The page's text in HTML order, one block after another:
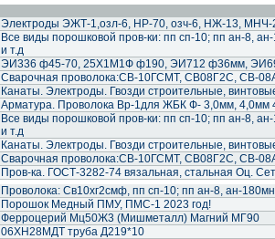
Электроды ЭЖТ-1,озл-6, НР-70, озч-6, НЖ-13, МНЧ-
Все виды порошковой пров-ки: пп сп-10; пп ан-8,
и т.д
ЭИ336 ф45-70, 25Х1М1Ф ф190, ЭИ712 ф36мм,
Cварочная проволока:СВ-10ГСМТ, СВ08Г2С, СВ-
Канаты. Электроды. Гвозди строительные,
Арматура. Проволока Вр-1для ЖБК Ф- 3,0мм, 4,0мм
Все виды порошковой пров-ки: пп сп-10; пп ан-8,
и т.д
Канаты. Электроды. Гвозди строительные,
Cварочная проволока:СВ-10ГСМТ, СВ08Г2С, СВ-
Пров-ка. ГОСТ-3282-74 вязальная, стальная Оц.
Проволока: Св10хг2смф, пп сп-10; пп ан-8, ан-
Порошок Медный ПМУ, ПМС-1 2023 год!
Ферроцерий Мц50Ж3 (Мишметалл) Магний МГ90
06ХН28МДТ труба Д219*10